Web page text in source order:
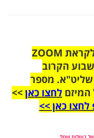
הצטרפו לקבוצת הוואטסאפ לקראת ZOOM
הקרוב
שליט"א. מספר
לחצו כאן>>
כאן >>